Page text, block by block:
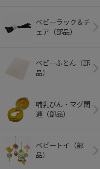
ベビーラック＆チ
ェア（部品）
ベビーふとん（部
品）
哺乳びん・マグ関
連（部品）
ベビートイ（部
品）